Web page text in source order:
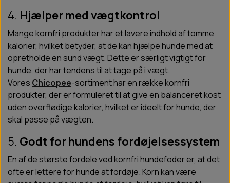
4. Hjælper med vægtkontrol
Mange kornfri produkter har et lavere indhold af tomme
kalorier, hvilket betyder, at de kan hjælpe hunde med at
opretholde en sund vægt. Dette er særligt vigtigt for
hunde, der har tendens til at tage på i vægt.
Vores Chicopee-sortiment har en række kornfri
produkter, der er formuleret til at give en balanceret kost
uden overflødige kalorier, hvilket er ideelt for hunde, der
skal passe på vægten.
5. Godt for hundens fordøjelsessystem
En af de største fordele ved kornfri hundefoder er, at det
ofte er lettere for hunde at fordøje. Korn kan være